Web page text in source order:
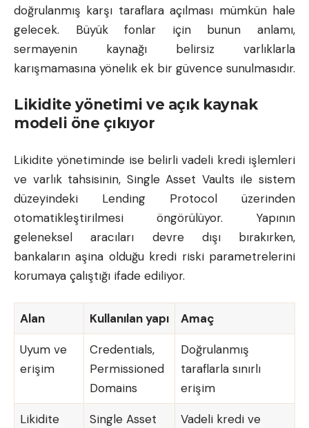
doğrulanmış karşı taraflara açılması mümkün hale
gelecek. Büyük fonlar için bunun anlamı,
sermayenin kaynağı belirsiz varlıklarla
karışmamasına yönelik ek bir güvence sunulmasıdır.
Likidite yönetimi ve açık kaynak
modeli öne çıkıyor
Likidite yönetiminde ise belirli vadeli kredi işlemleri
ve varlık tahsisinin, Single Asset Vaults ile sistem
düzeyindeki Lending Protocol üzerinden
otomatikleştirilmesi öngörülüyor. Yapının
geleneksel aracıları devre dışı bırakırken,
bankaların aşina olduğu kredi riski parametrelerini
korumaya çalıştığı ifade ediliyor.
Alan Kullanılan yapı Amaç
Uyum ve
erişim
Credentials,
Permissioned
Domains
Doğrulanmış
taraflarla sınırlı
erişim
Likidite
Single Asset
Vadeli kredi ve